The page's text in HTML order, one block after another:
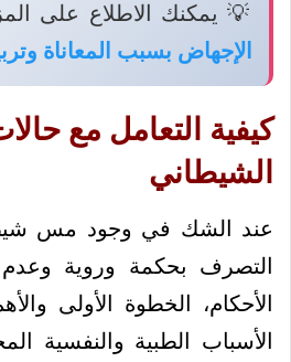
💡 يمكنك الاطلاع على
الإجهاض بسبب المعاناة
كيفية التعامل مع
الشيطاني
عند الشك في وجود مس
التصرف بحكمة وروية
الأحكام، الخطوة الأولى
الأسباب الطبية والنفسية